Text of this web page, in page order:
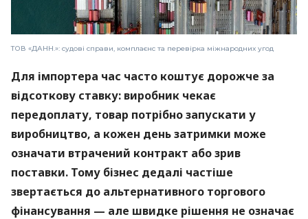
ТОВ «ДАНН.»: судові справи, комплаєнс та перевірка міжнародних угод
Для імпортера час часто коштує дорожче за
відсоткову ставку: виробник чекає
передоплату, товар потрібно запускати у
виробництво, а кожен день затримки може
означати втрачений контракт або зрив
поставки. Тому бізнес дедалі частіше
звертається до альтернативного торгового
фінансування — але швидке рішення не означає